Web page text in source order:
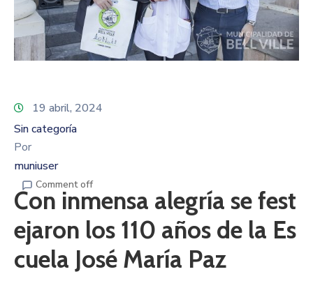
19 abril, 2024
Sin categoría
Por
muniuser
Comment off
Con inmensa alegría se fest
ejaron los 110 años de la Es
cuela José María Paz